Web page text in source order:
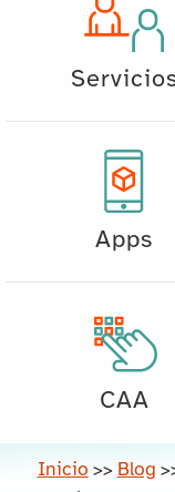
Apps
CAA
Inicio >> Blog